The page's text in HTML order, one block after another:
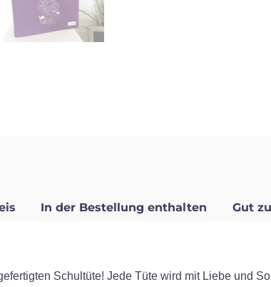
In der Bestellung enthalten Gut
Schultüte! Jede Tüte wird mit Liebe und